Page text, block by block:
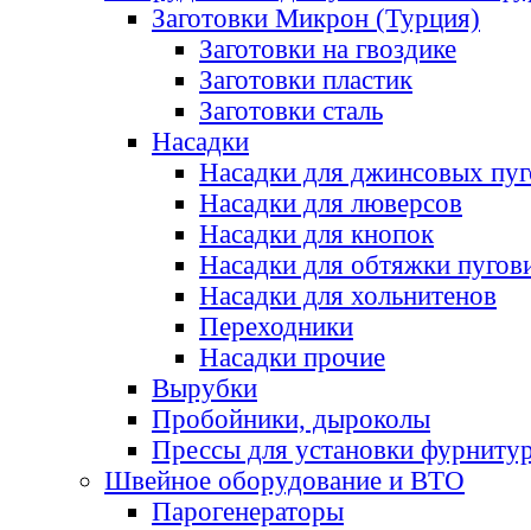
Заготовки Микрон (Турция)
Заготовки на гвоздике
Заготовки пластик
Заготовки сталь
Насадки
Насадки для джинсовых
Насадки для люверсов
Насадки для кнопок
Насадки для обтяжки
Насадки для хольнитенов
Переходники
Насадки прочие
Вырубки
Пробойники, дыроколы
Прессы для установки
Швейное оборудование и ВТО
Парогенераторы